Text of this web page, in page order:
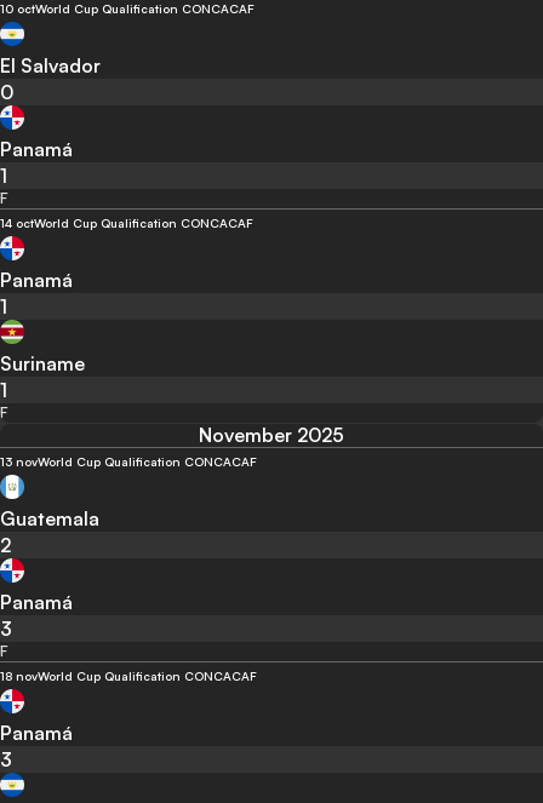
10 octWorld Cup Qualification CONCACAF
El Salvador
0
Panamá
1
F
14 octWorld Cup Qualification CONCACAF
Panamá
1
Suriname
1
F
November 2025
13 novWorld Cup Qualification CONCACAF
Guatemala
2
Panamá
3
F
18 novWorld Cup Qualification CONCACAF
Panamá
3